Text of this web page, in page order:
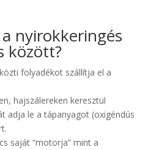
nyirokkeringés
között?
folyadékot szállítja el a
hajszálereken keresztül
adja le a tápanyagot (oxigéndús
saját “motorja” mint a